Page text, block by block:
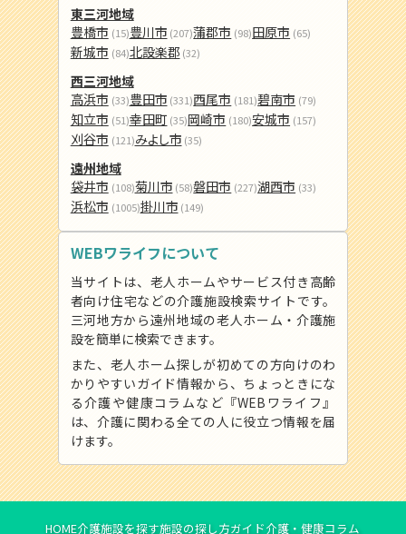
東三河地域
豊橋市 (15)豊川市 (207)蒲郡市 (98)田原市 (65)
新城市 (84)北設楽郡 (32)
西三河地域
高浜市 (33)豊田市 (331)西尾市 (181)碧南市 (79)
知立市 (51)幸田町 (35)岡崎市 (180)安城市 (157)
刈谷市 (121)みよし市 (35)
遠州地域
袋井市 (108)菊川市 (58)磐田市 (227)湖西市 (33)
浜松市 (1005)掛川市 (149)
WEBワライフについて
当サイトは、老人ホームやサービス付き高齢
者向け住宅などの介護施設検索サイトです。
三河地方から遠州地域の老人ホーム・介護施
設を簡単に検索できます。
また、老人ホーム探しが初めての方向けのわ
かりやすいガイド情報から、ちょっときにな
る介護や健康コラムなど『WEBワライフ』
は、介護に関わる全ての人に役立つ情報を届
けます。
HOME介護施設を探す施設の探し方ガイド介護・健康コラム